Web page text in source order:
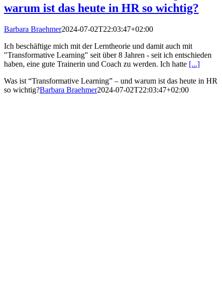
warum ist das heute in HR so wichtig?
Barbara Braehmer2024-07-02T22:03:47+02:00
Ich beschäftige mich mit der Lerntheorie und damit auch mit
"Transformative Learning" seit über 8 Jahren - seit ich entschieden
haben, eine gute Trainerin und Coach zu werden. Ich hatte [...]
Was ist “Transformative Learning” – und warum ist das heute in HR
so wichtig?Barbara Braehmer2024-07-02T22:03:47+02:00